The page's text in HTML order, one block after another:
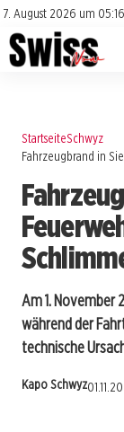
7. August 2026 um
Impressum
Datenschutz
Jobs
Events
StartseiteSchwyz
Fahrzeugbrand in
Am 1. November
während der
technische
Kapo Schwyz